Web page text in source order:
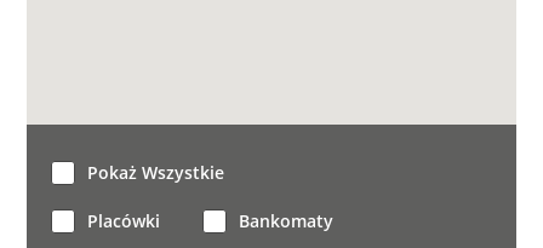
Pokaż Wszystkie
Placówki Bankomaty